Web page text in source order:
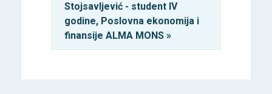
Stojsavljević - student IV
godine, Poslovna ekonomija i
finansije ALMA MONS »